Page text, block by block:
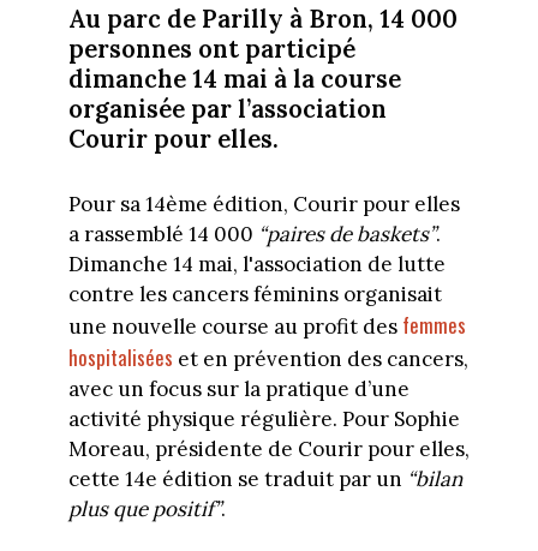
Au parc de Parilly à Bron, 14 000
personnes ont participé
dimanche 14 mai à la course
organisée par l’association
Courir pour elles.
Pour sa 14ème édition, Courir pour elles
a rassemblé 14 000 “paires de baskets”.
Dimanche 14 mai, l'association de lutte
contre les cancers féminins organisait
une nouvelle course au profit des femmes
hospitalisées et en prévention des cancers,
avec un focus sur la pratique d’une
activité physique régulière. Pour Sophie
Moreau, présidente de Courir pour elles,
cette 14e édition se traduit par un “bilan
plus que positif”.